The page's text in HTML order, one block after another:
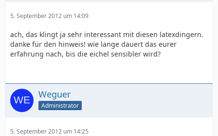
5. September 2012 um 14:09
ach, das klingt ja sehr interessant mit diesen latexdingern.
danke für den hinweis! wie lange dauert das eurer
erfahrung nach, bis die eichel sensibler wird?
Weguer
Administrator
5. September 2012 um 14:25